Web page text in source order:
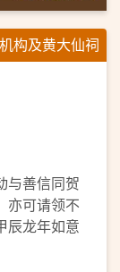
机构及黄大仙祠
与善信同贺
亦可请领不
辰龙年如意